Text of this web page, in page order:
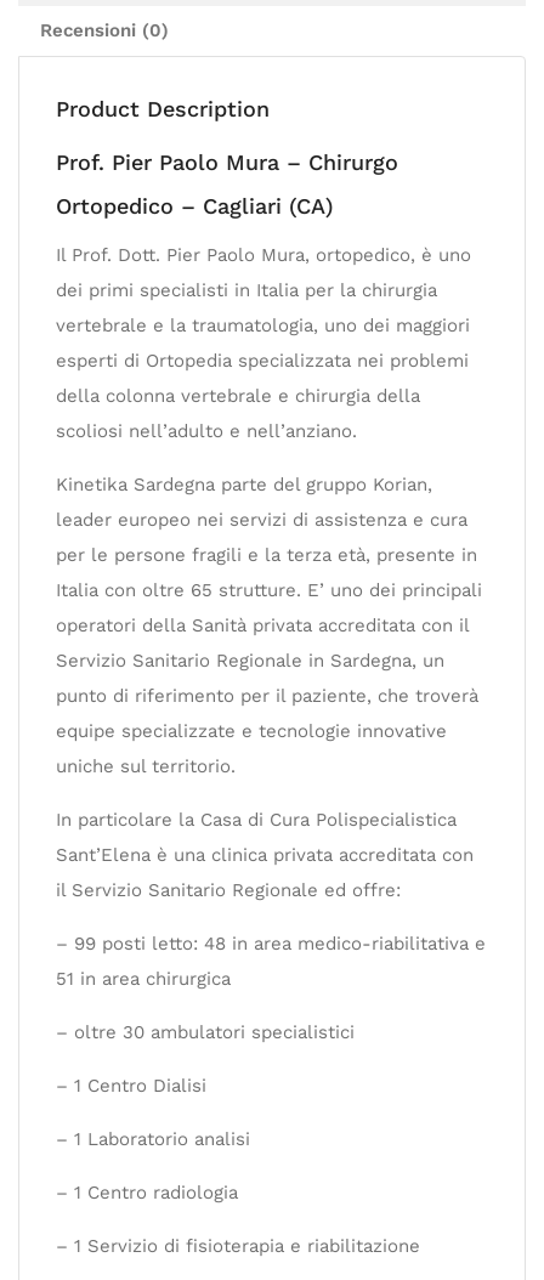
Recensioni (0)
Product Description
Prof. Pier Paolo Mura – Chirurgo
Ortopedico – Cagliari (CA)
Il Prof. Dott. Pier Paolo Mura, ortopedico, è uno
dei primi specialisti in Italia per la chirurgia
vertebrale e la traumatologia, uno dei maggiori
esperti di Ortopedia specializzata nei problemi
della colonna vertebrale e chirurgia della
scoliosi nell’adulto e nell’anziano.
Kinetika Sardegna parte del gruppo Korian,
leader europeo nei servizi di assistenza e cura
per le persone fragili e la terza età, presente in
Italia con oltre 65 strutture. E’ uno dei principali
operatori della Sanità privata accreditata con il
Servizio Sanitario Regionale in Sardegna, un
punto di riferimento per il paziente, che troverà
equipe specializzate e tecnologie innovative
uniche sul territorio.
In particolare la Casa di Cura Polispecialistica
Sant’Elena è una clinica privata accreditata con
il Servizio Sanitario Regionale ed offre:
– 99 posti letto: 48 in area medico-riabilitativa e
51 in area chirurgica
– oltre 30 ambulatori specialistici
– 1 Centro Dialisi
– 1 Laboratorio analisi
– 1 Centro radiologia
– 1 Servizio di fisioterapia e riabilitazione